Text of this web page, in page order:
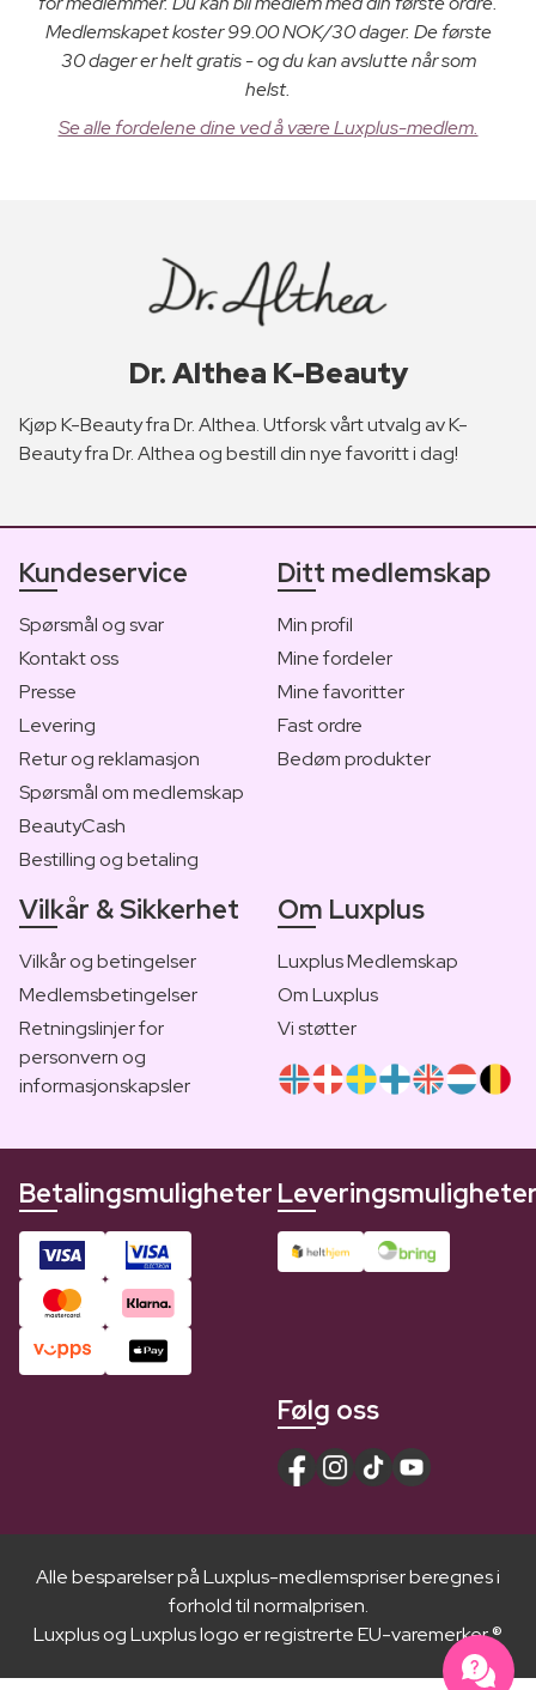
Medlemskapet koster 99.00 NOK/30 dager. De første
30 dager er helt gratis - og du kan avslutte når som
helst.
Se alle fordelene dine ved å være Luxplus-medlem.
Dr. Althea K-Beauty
Kjøp K-Beauty fra Dr. Althea. Utforsk vårt utvalg av K-
Beauty fra Dr. Althea og bestill din nye favoritt i dag!
Kundeservice
Spørsmål og svar
Kontakt oss
Presse
Levering
Retur og reklamasjon
Spørsmål om medlemskap
BeautyCash
Bestilling og betaling
Ditt medlemskap
Min profil
Mine fordeler
Mine favoritter
Fast ordre
Bedøm produkter
Vilkår & Sikkerhet
Vilkår og betingelser
Medlemsbetingelser
Retningslinjer for
personvern og
informasjonskapsler
Om Luxplus
Luxplus Medlemskap
Om Luxplus
Vi støtter
Betalingsmuligheter
Følg oss
Alle besparelser på Luxplus-medlemspriser beregnes i
forhold til normalprisen.
Luxplus og Luxplus logo er registrerte EU-varemerker ®